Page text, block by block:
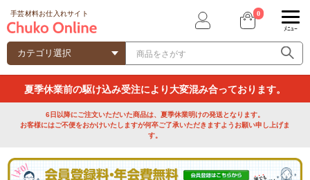
手芸材料お仕入れサイト 0
ﾒﾆｭｰ
夏季休業前の駆け込み受注により大変混み合っております。
6日以降にご注文いただいた商品は、夏季休業明けの発送となります。
お客様にはご不便をおかけいたしますが何卒ご了承いただきますようお願い申し上げま
す。